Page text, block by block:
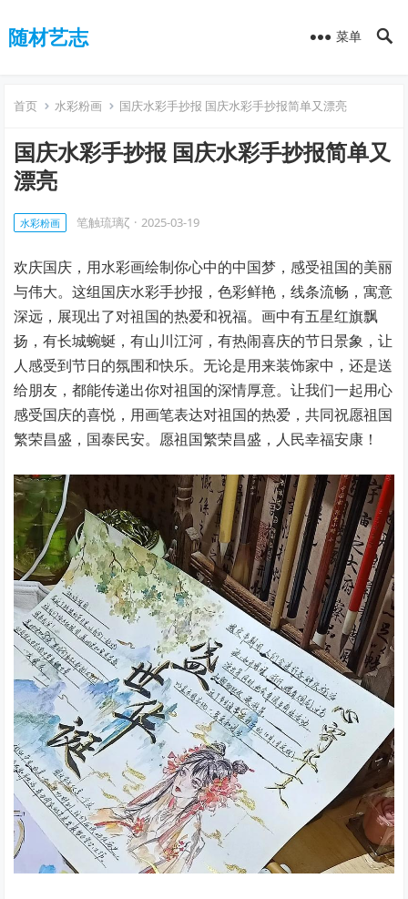
随材艺志 菜单
首页 水彩粉画 国庆水彩手抄报 国庆水彩手抄报简单又漂亮
国庆水彩手抄报 国庆水彩手抄报简单又
漂亮
水彩粉画 笔触琉璃ζ · 2025-03-19
欢庆国庆，用水彩画绘制你心中的中国梦，感受祖国的美丽
与伟大。这组国庆水彩手抄报，色彩鲜艳，线条流畅，寓意
深远，展现出了对祖国的热爱和祝福。画中有五星红旗飘
扬，有长城蜿蜒，有山川江河，有热闹喜庆的节日景象，让
人感受到节日的氛围和快乐。无论是用来装饰家中，还是送
给朋友，都能传递出你对祖国的深情厚意。让我们一起用心
感受国庆的喜悦，用画笔表达对祖国的热爱，共同祝愿祖国
繁荣昌盛，国泰民安。愿祖国繁荣昌盛，人民幸福安康！